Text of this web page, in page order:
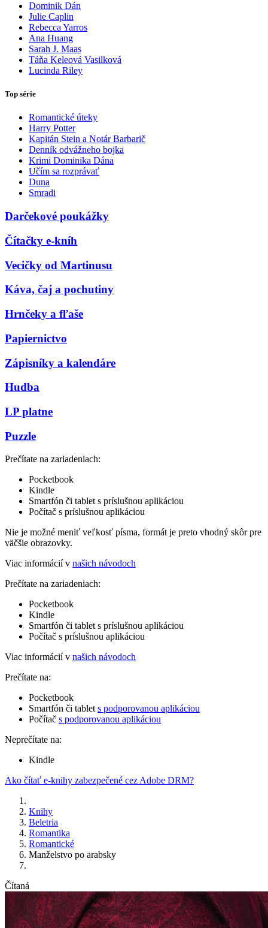
Dominik Dán
Julie Caplin
Rebecca Yarros
Ana Huang
Sarah J. Maas
Táňa Keleová Vasilková
Lucinda Riley
Top série
Romantické úteky
Harry Potter
Kapitán Stein a Notár Barbarič
Denník odvážneho bojka
Krimi Dominika Dána
Učím sa rozprávať
Duna
Smradi
Darčekové poukážky
Čítačky e-kníh
Vecičky od Martinusu
Káva, čaj a pochutiny
Hrnčeky a fľaše
Papiernictvo
Zápisníky a kalendáre
Hudba
LP platne
Puzzle
Prečítate na zariadeniach:
Pocketbook
Kindle
Smartfón či tablet s príslušnou aplikáciou
Počítač s príslušnou aplikáciou
Nie je možné meniť veľkosť písma, formát je preto vhodný skôr pre
väčšie obrazovky.
Viac informácií v našich návodoch
Prečítate na zariadeniach:
Pocketbook
Kindle
Smartfón či tablet s príslušnou aplikáciou
Počítač s príslušnou aplikáciou
Viac informácií v našich návodoch
Prečítate na:
Pocketbook
Smartfón či tablet s podporovanou aplikáciou
Počítač s podporovanou aplikáciou
Neprečítate na:
Kindle
Ako čítať e-knihy zabezpečené cez Adobe DRM?
Knihy
Beletria
Romantika
Romantické
Manželstvo po arabsky
Čítaná